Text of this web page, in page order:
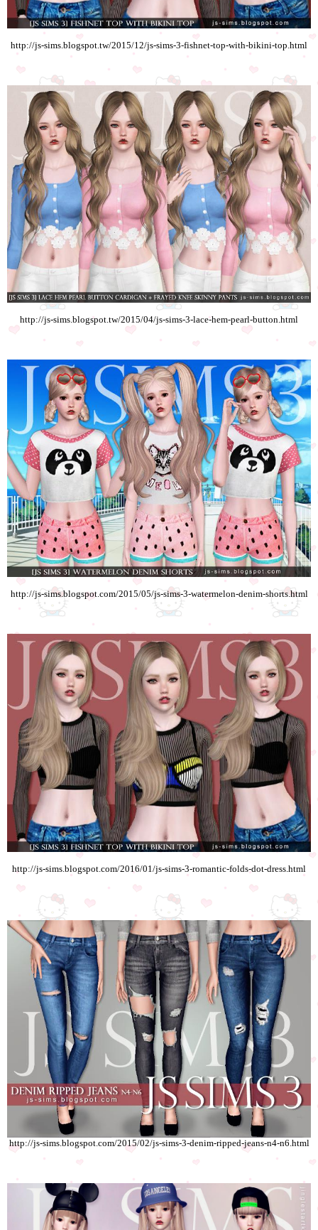
http://js-sims.blogspot.tw/2015/12/js-sims-3-fishnet-top-with-bikini-top.html
http://js-sims.blogspot.tw/2015/04/js-sims-3-lace-hem-pearl-button.html
http://js-sims.blogspot.com/2015/05/js-sims-3-watermelon-denim-shorts.html
http://js-sims.blogspot.com/2016/01/js-sims-3-romantic-folds-dot-dress.html
http://js-sims.blogspot.com/2015/02/js-sims-3-denim-ripped-jeans-n4-n6.html